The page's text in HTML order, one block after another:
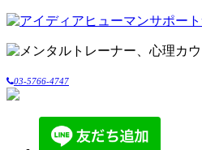
03-5766-4747